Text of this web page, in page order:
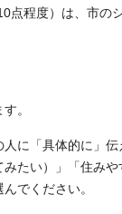
点程度）は、市の
。
人に「具体的に」
たい）」「住み
でください。